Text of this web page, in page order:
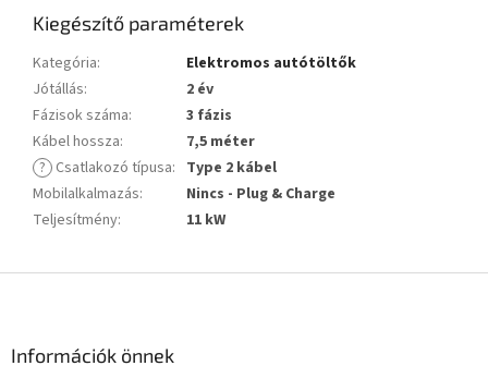
Kiegészítő paraméterek
Kategória:
Elektromos autótöltők
Jótállás:
2 év
Fázisok száma:
3 fázis
Kábel hossza:
7,5 méter
? Csatlakozó típusa: Type 2 kábel
Mobilalkalmazás:
Nincs - Plug & Charge
Teljesítmény: 11 kW
Információk önnek